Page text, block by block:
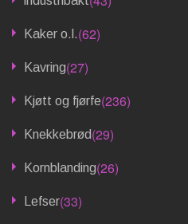
Kaker o.l.(62)
Kavring(27)
Kjøtt og fjørfe(236)
Knekkebrød(29)
Kornblanding(26)
Lefser(33)